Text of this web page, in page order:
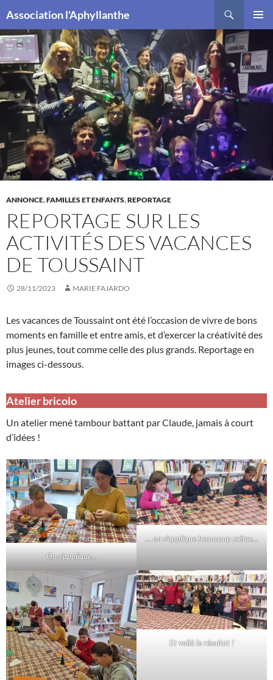
Association l'Aphyllanthe
MENU
AU
CONTENU
ANNONCE,FAMILLES ET ENFANTS,REPORTAGE
REPORTAGE SUR LES
ACTIVITÉS DES VACANCES
DE TOUSSAINT
28/11/2023 MARIE FAJARDO
Les vacances de Toussaint ont été l’occasion de vivre de bons
moments en famille et entre amis, et d’exercer la créativité des
plus jeunes, tout comme celle des plus grands. Reportage en
images ci-dessous.
Atelier bricolo
Un atelier mené tambour battant par Claude, jamais à court
d’idées !
On s’applique…
… on s’applique beaucoup même…
Et voilà le résultat !